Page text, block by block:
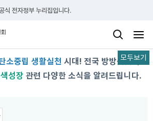
식 전자정부 누리집입니다.
모두보기
소중립 생활실천 시대! 전국 방방곳곳의
성장 관련 다양한 소식을 알려드립니다.